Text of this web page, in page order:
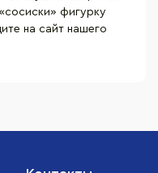
фигурку
на сайт нашего